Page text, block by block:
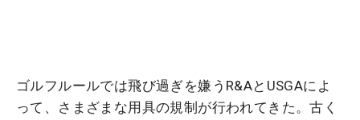
ゴルフルールでは飛び過ぎを嫌うR&AとUSGAによ
って、さまざまな用具の規制が行われてきた。古く